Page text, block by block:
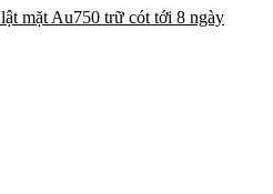
mặt Au750 trữ cót tới 8 ngày